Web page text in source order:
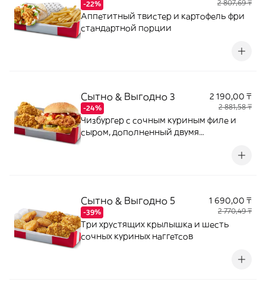
-22% 2 807,69 ₸
Аппетитный твистер и картофель фри
стандартной порции
Сытно & Выгодно 3
-24%
2 190,00 ₸
2 881,58 ₸
Чизбургер с сочным куриным филе и
сыром, дополненный двумя
Сытно & Выгодно 5
-39%
1 690,00 ₸
2 770,49 ₸
Три хрустящих крылышка и шесть
сочных куриных наггетсов